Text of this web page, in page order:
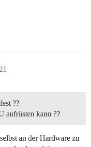
??
aufrüsten kann ??
an der Hardware zu